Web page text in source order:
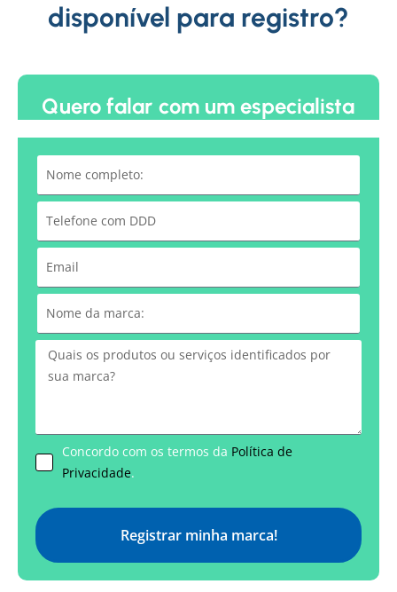
disponível para registro?
Quero falar com um especialista
Concordo com os termos da Política de
Privacidade.
Registrar minha marca!